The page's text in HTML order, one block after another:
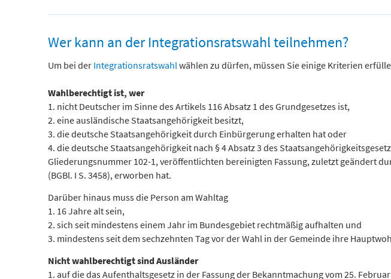
Wer kann an der Integrationsratswahl teilnehmen?
Um bei der Integrationsratswahlwählen zu dürfen, müssen Sie einige Kriterien
Wahlberechtigt ist, wer
1. nicht Deutscher im Sinne des Artikels 116 Absatz 1 des Grundgesetzes ist,
2. eine ausländische Staatsangehörigkeit besitzt,
3. die deutsche Staatsangehörigkeit durch Einbürgerung erhalten hat oder
4. die deutsche Staatsangehörigkeit nach § 4 Absatz 3 des
Gliederungsnummer 102-1, veröffentlichten bereinigten Fassung, zuletzt geändert
(BGBl. I S. 3458), erworben hat.
Darüber hinaus muss die Person am Wahltag
1. 16 Jahre alt sein,
2. sich seit mindestens einem Jahr im Bundesgebiet rechtmäßig aufhalten und
3. mindestens seit dem sechzehnten Tag vor der Wahl in der Gemeinde ihre
Nicht wahlberechtigt sind Ausländer
1. auf die das Aufenthaltsgesetz in der Fassung der Bekanntmachung vom 25.